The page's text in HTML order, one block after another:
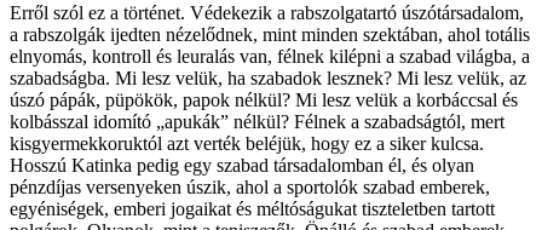
Erről szól ez a történet. Védekezik a rabszolgatartó úszótársadalom,
a rabszolgák ijedten nézelődnek, mint minden szektában, ahol totális
elnyomás, kontroll és leuralás van, félnek kilépni a szabad világba, a
szabadságba. Mi lesz velük, ha szabadok lesznek? Mi lesz velük, az
úszó pápák, püpökök, papok nélkül? Mi lesz velük a korbáccsal és
kolbásszal idomító „apukák” nélkül? Félnek a szabadságtól, mert
kisgyermekkoruktól azt verték beléjük, hogy ez a siker kulcsa.
Hosszú Katinka pedig egy szabad társadalomban él, és olyan
pénzdíjas versenyeken úszik, ahol a sportolók szabad emberek,
egyéniségek, emberi jogaikat és méltóságukat tiszteletben tartott